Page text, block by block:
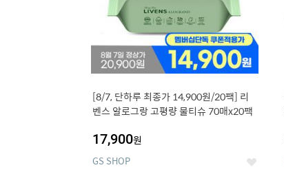
[8/7, 단하루 최종가 14,900원/20팩] 리
벤스 알로그랑 고평량 물티슈 70매x20팩
17,900원
GS SHOP 좋